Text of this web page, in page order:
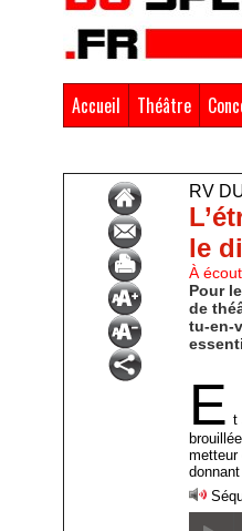
Accueil Théâtre
RV
le
À
Pour
de
tu-en-
E t
metteur